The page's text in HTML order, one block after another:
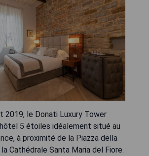
2019, le Donati Luxury Tower
5 étoiles idéalement situé au
à proximité de la Piazza della
Cathédrale Santa Maria del Fiore.